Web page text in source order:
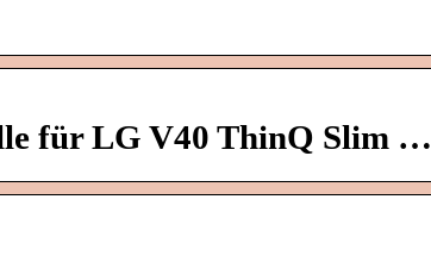
für LG V40 ThinQ Slim …